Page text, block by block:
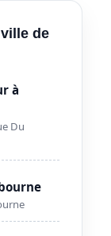
de
à
Du